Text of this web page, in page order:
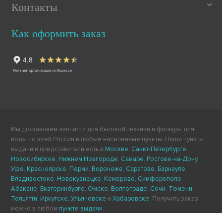
Контакты
Как оформить заказ
Мы доставляем запчасти для бытовой техники и фильтры для
воды по всей России в любые населённые пункты. Наши пункты
выдачи и представители есть в Москве, Санкт-Петербурге,
Новосибирске, Нижнем Новгороде, Самаре, Ростове-на-Дону,
Уфе, Красноярске, Перми, Воронеже, Саратове, Барнауле,
Владивостоке, Новокузнецке, Кемерово, Симферополе,
Абакане, Екатеринбурге, Омске, Волгограде, Сочи, Тюмени,
Тольятти, Иркутске,Ульяновске иХабаровске. Получить заказ
можно в любом пункте выдачи.